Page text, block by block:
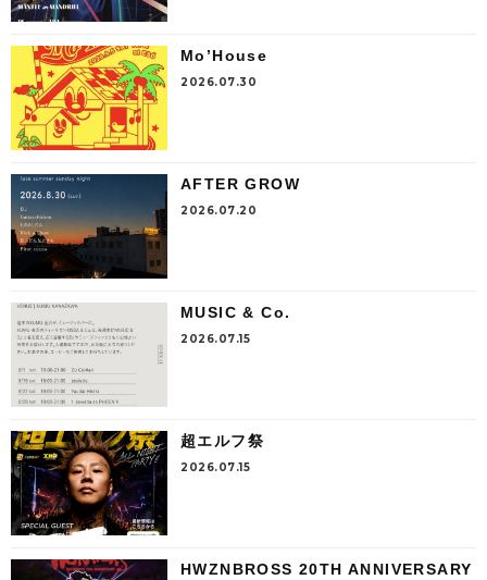
Mo’House
2026.07.30
AFTER GROW
2026.07.20
MUSIC & Co.
2026.07.15
超エルフ祭
2026.07.15
HWZNBROSS 20TH ANNIVERSARY